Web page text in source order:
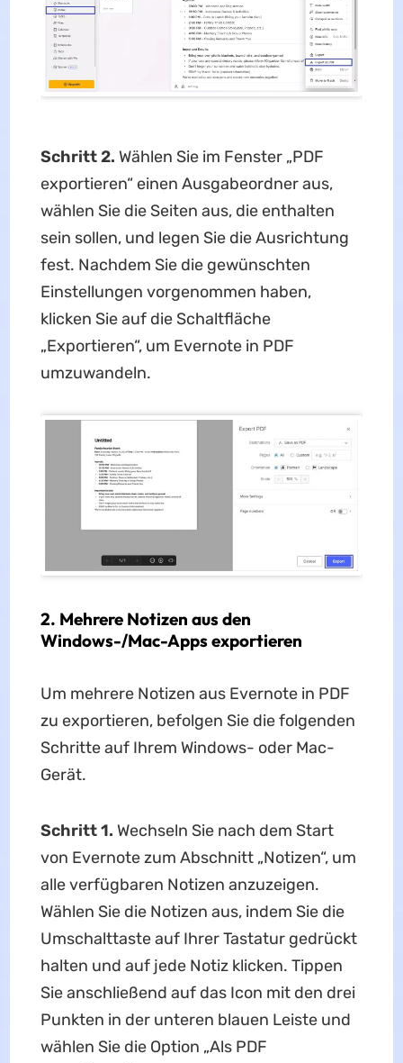
Schritt 2. Wählen Sie im Fenster „PDF
exportieren“ einen Ausgabeordner aus,
wählen Sie die Seiten aus, die enthalten
sein sollen, und legen Sie die Ausrichtung
fest. Nachdem Sie die gewünschten
Einstellungen vorgenommen haben,
klicken Sie auf die Schaltfläche
„Exportieren“, um Evernote in PDF
umzuwandeln.
2. Mehrere Notizen aus den
Windows-/Mac-Apps exportieren
Um mehrere Notizen aus Evernote in PDF
zu exportieren, befolgen Sie die folgenden
Schritte auf Ihrem Windows- oder Mac-
Gerät.
Schritt 1. Wechseln Sie nach dem Start
von Evernote zum Abschnitt „Notizen“, um
alle verfügbaren Notizen anzuzeigen.
Wählen Sie die Notizen aus, indem Sie die
Umschalttaste auf Ihrer Tastatur gedrückt
halten und auf jede Notiz klicken. Tippen
Sie anschließend auf das Icon mit den drei
Punkten in der unteren blauen Leiste und
wählen Sie die Option „Als PDF